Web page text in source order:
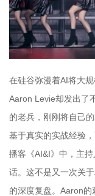
在硅谷弥漫着AI将大
Aaron Levie却发出了
的老兵，刚刚将自己
基于真实的实战经验
播客《AI&I》中，主
话。这不是又一次关
的深度复盘。Aaron